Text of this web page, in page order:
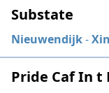
Substate
Nieuwendijk-
Pride Caf In t